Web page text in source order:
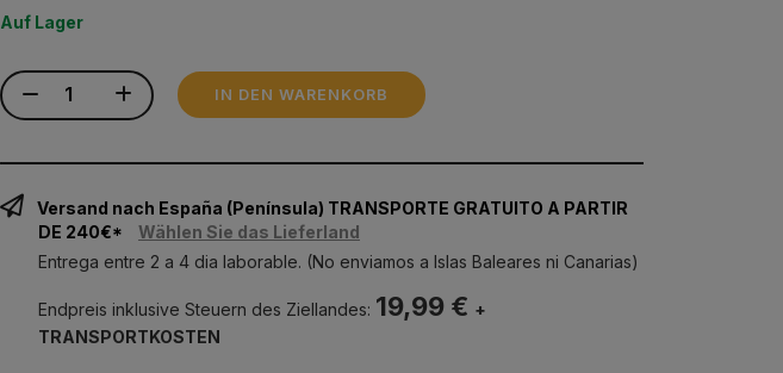
Auf Lager
IN DEN WARENKORB
Versand nach España (Península) TRANSPORTE GRATUITO A PARTIR
DE 240€*
Wählen Sie das Lieferland
Entrega entre 2 a 4 dia laborable. (No enviamos a Islas Baleares ni Canarias)
Endpreis inklusive Steuern des Ziellandes: 19,99 € +
TRANSPORTKOSTEN